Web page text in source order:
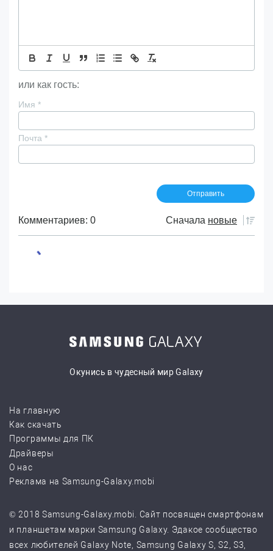
или как гость:
Имя *
Почта *
Комментариев: 0 Сначала новые
Окунись в чудесный мир Galaxy
На главную
Как скачать
Программы для ПК
Драйверы
О нас
Реклама на Samsung-Galaxy.mobi
© 2018 Samsung-Galaxy.mobi. Сайт посвящен смартфонам
и планшетам марки Samsung Galaxy. Эдакое сообщество
всех любителей Galaxy Note, Samsung Galaxy S, S2, S3,